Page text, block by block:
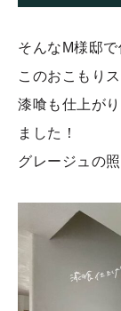
そんな M様邸
このおこもりス
漆喰も仕上が
ました！
グレージュの